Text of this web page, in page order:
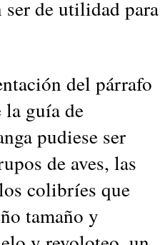
ser de utilidad para
del párrafo
la guía de
pudiese ser
de aves, las
colibríes que
tamaño y